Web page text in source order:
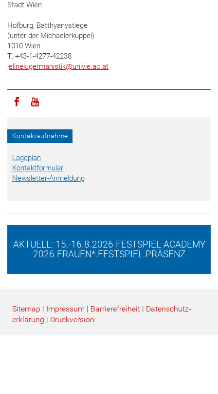
Stadt Wien
Hofburg, Batthyanystiege
(unter der Michaelerkuppel)
1010 Wien
T: +43-1-4277-42238
jelinek.germanistik@univie.ac.at
Icon facebook
Icon youtube
Kontaktaufnahme
Lageplan
Kontaktformular
Newsletter-Anmeldung
AKTUELL: 15.-16.8.2026 FESTSPIEL ACADEMY
2026 FRAUEN*.FESTSPIEL.PRÄSENZ
Sitemap | Impressum | Barrierefreiheit | Datenschutz­
erklärung | Druckversion